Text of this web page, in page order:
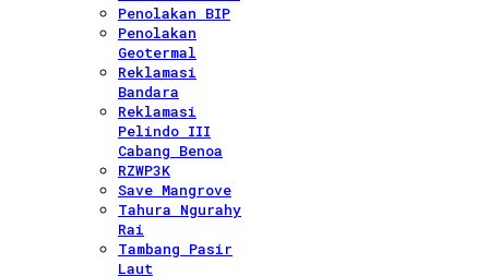
Penolakan BIP
Penolakan
Geotermal
Reklamasi
Bandara
Reklamasi
Pelindo III
Cabang Benoa
RZWP3K
Save Mangrove
Tahura Ngurahy
Rai
Tambang Pasir
Laut